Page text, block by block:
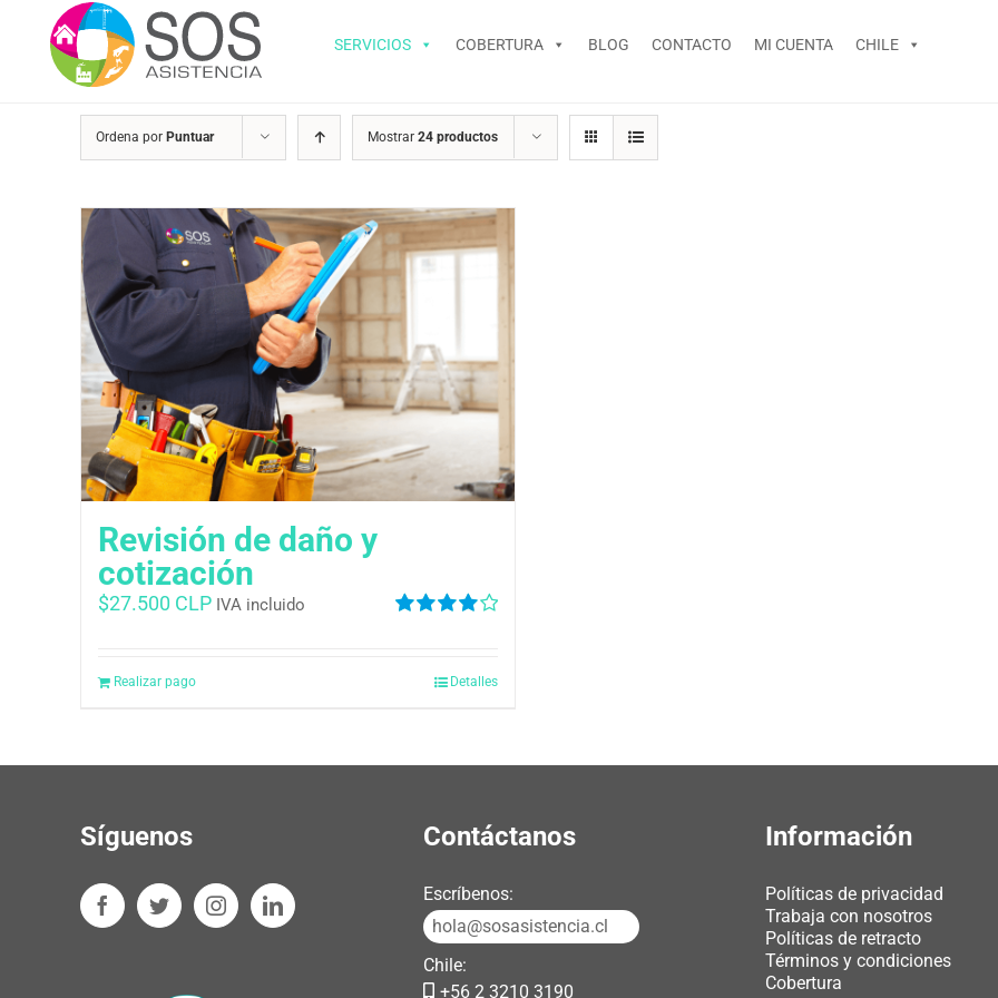
contenido
SERVICIOS COBERTURA BLOG CONTACTO MI CUENTA CHILE
Ordena por Puntuar Mostrar 24 productos
Revisión de daño y
cotización
$27.500 CLP IVA incluido
Realizar pago Detalles
Síguenos Contáctanos
Escríbenos:
hola@sosasistencia.cl
Chile:
+56 2 3210 3190
Información
Políticas de privacidad
Trabaja con nosotros
Políticas de retracto
Términos y condiciones
Cobertura